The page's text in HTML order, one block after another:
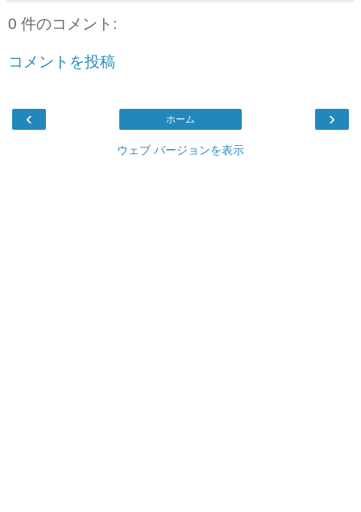
0 件のコメント:
コメントを投稿
‹ ›
ホーム
ウェブ バージョンを表示